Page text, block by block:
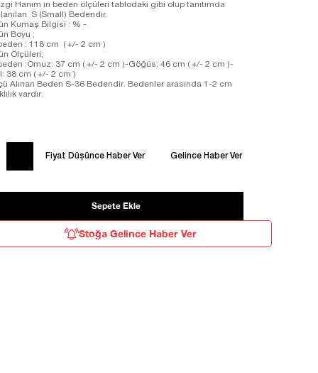
Hanım ın beden ölçüleri tablodaki gibi olup tanıtımda
S (Small) Bedendir.
Kumaş Bilgisi : % -
Boyu ;
: 118 cm ( +/- 2 cm )
Ölçüleri;
:Omuz: 37 cm ( +/- 2 cm )-Göğüs: 46 cm ( +/- 2 cm )-
38 cm ( +/- 2 cm )
Alınan Beden S-36 Bedendir. Bedenler arasında 1-2 cm
vardır.
Fiyat Düşünce Haber Ver Gelince Haber Ver
Stoğa Gelince Haber Ver